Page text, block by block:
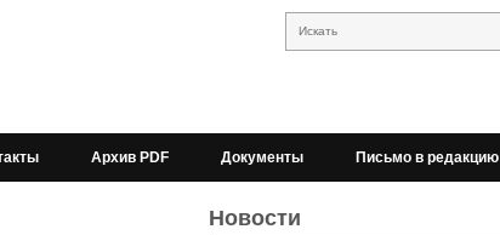
Искать
Архив PDF Документы Письмо в редакцию
Новости